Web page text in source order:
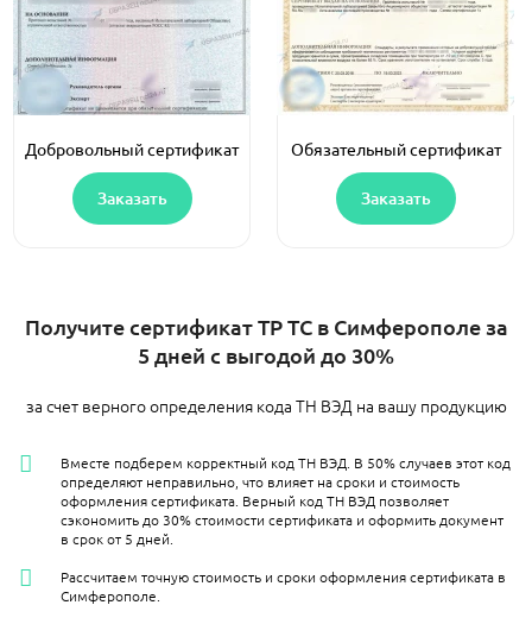
Добровольный сертификат
Заказать
Обязательный сертификат
Заказать
Получите сертификат ТР ТС в Симферополе за
5 дней с выгодой до 30%
за счет верного определения кода ТН ВЭД на вашу продукцию
Вместе подберем корректный код ТН ВЭД. В 50% случаев этот код
определяют неправильно, что влияет на сроки и стоимость
оформления сертификата. Верный код ТН ВЭД позволяет
сэкономить до 30% стоимости сертификата и оформить документ
в срок от 5 дней.
Рассчитаем точную стоимость и сроки оформления сертификата в
Симферополе.